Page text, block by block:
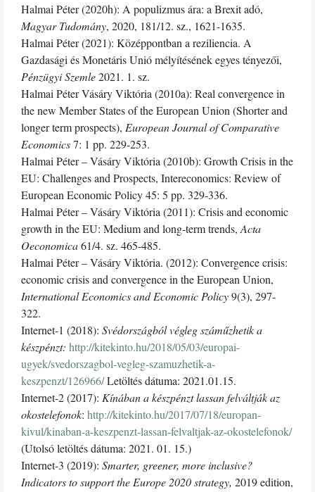
Halmai Péter (2020h): A populizmus ára: a Brexit adó,
Magyar Tudomány, 2020, 181/12. sz., 1621-1635.
Halmai Péter (2021): Középpontban a reziliencia. A
Gazdasági és Monetáris Unió mélyítésének egyes tényezői,
Pénzügyi Szemle2021. 1. sz.
Halmai Péter Vásáry Viktória (2010a): Real convergence in
the new Member States of the European Union (Shorter and
longer term prospects), European Journal of Comparative
Economics7: 1 pp. 229-253.
Halmai Péter – Vásáry Viktória (2010b): Growth Crisis in the
EU: Challenges and Prospects, Intereconomics: Review of
European Economic Policy 45: 5 pp. 329-336.
Halmai Péter – Vásáry Viktória (2011): Crisis and economic
growth in the EU: Medium and long-term trends, Acta
Oeconomica61/4. sz. 465-485.
Halmai Péter – Vásáry Viktória. (2012): Convergence crisis:
economic crisis and convergence in the European Union,
International Economics and Economic Policy9(3), 297-
322.
Internet-1 (2018): Svédországból végleg száműzhetik a
készpénzt: http://kitekinto.hu/2018/05/03/europai-
ugyek/svedorszagbol-vegleg-szamuzhetik-a-
keszpenzt/126966/Letöltés dátuma: 2021.01.15.
Internet-2 (2017): Kínában a készpénzt lassan felváltják az
okostelefonok: http://kitekinto.hu/2017/07/18/europan-
kivul/kinaban-a-keszpenzt-lassan-felvaltjak-az-okostelefonok/
(Utolsó letöltés dátuma: 2021. 01. 15.)
Internet-3 (2019): Smarter, greener, more inclusive?
Indicators to support the Europe 2020 strategy, 2019 edition,